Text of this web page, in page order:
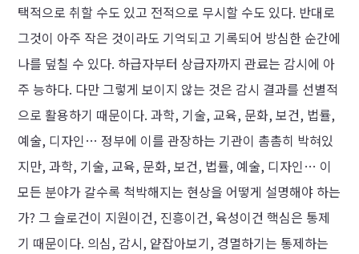
택적으로 취할 수도 있고 전적으로 무시할 수도 있다. 반대로
그것이 아주 작은 것이라도 기억되고 기록되어 방심한 순간에
나를 덮칠 수 있다. 하급자부터 상급자까지 관료는 감시에 아
주 능하다. 다만 그렇게 보이지 않는 것은 감시 결과를 선별적
으로 활용하기 때문이다. 과학, 기술, 교육, 문화, 보건, 법률,
예술, 디자인… 정부에 이를 관장하는 기관이 촘촘히 박혀있
지만, 과학, 기술, 교육, 문화, 보건, 법률, 예술, 디자인… 이
모든 분야가 갈수록 척박해지는 현상을 어떻게 설명해야 하는
가? 그 슬로건이 지원이건, 진흥이건, 육성이건 핵심은 통제
기 때문이다. 의심, 감시, 얕잡아보기, 경멸하기는 통제하는